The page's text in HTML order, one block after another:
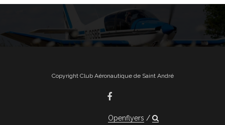
Copyright Club Aéronautique de Saint André
Openflyers